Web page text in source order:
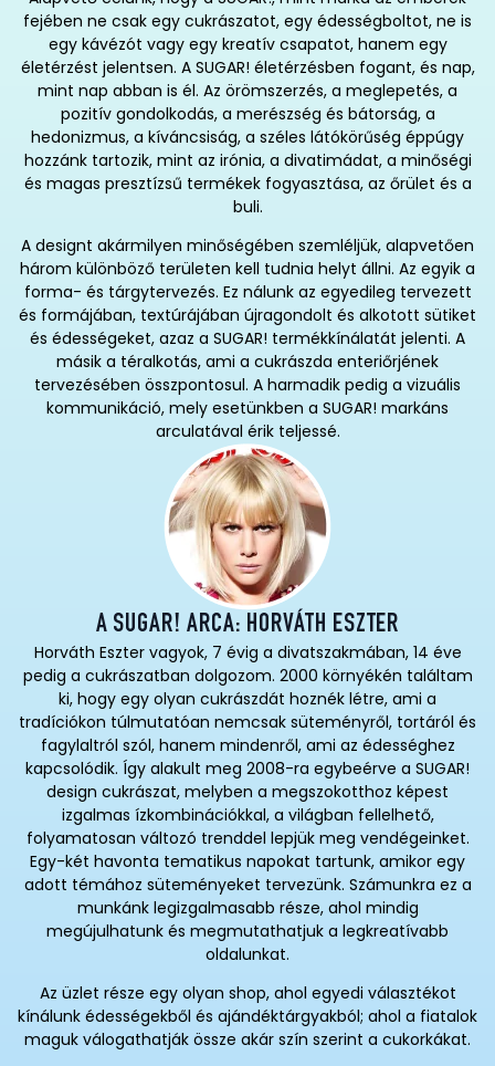
fejében ne csak egy cukrászatot, egy édességboltot, ne is
egy kávézót vagy egy kreatív csapatot, hanem egy
életérzést jelentsen. A SUGAR! életérzésben fogant, és nap,
mint nap abban is él. Az örömszerzés, a meglepetés, a
pozitív gondolkodás, a merészség és bátorság, a
hedonizmus, a kíváncsiság, a széles látókörűség éppúgy
hozzánk tartozik, mint az irónia, a divatimádat, a minőségi
és magas presztízsű termékek fogyasztása, az őrület és a
buli.
A designt akármilyen minőségében szemléljük, alapvetően
három különböző területen kell tudnia helyt állni. Az egyik a
forma- és tárgytervezés. Ez nálunk az egyedileg tervezett
és formájában, textúrájában újragondolt és alkotott sütiket
és édességeket, azaz a SUGAR! termékkínálatát jelenti. A
másik a téralkotás, ami a cukrászda enteriőrjének
tervezésében összpontosul. A harmadik pedig a vizuális
kommunikáció, mely esetünkben a SUGAR! markáns
arculatával érik teljessé.
A SUGAR! ARCA: HORVÁTH ESZTER
Horváth Eszter vagyok, 7 évig a divatszakmában, 14 éve
pedig a cukrászatban dolgozom. 2000 környékén találtam
ki, hogy egy olyan cukrászdát hoznék létre, ami a
tradíciókon túlmutatóan nemcsak süteményről, tortáról és
fagylaltról szól, hanem mindenről, ami az édességhez
kapcsolódik. Így alakult meg 2008-ra egybeérve a SUGAR!
design cukrászat, melyben a megszokotthoz képest
izgalmas ízkombinációkkal, a világban fellelhető,
folyamatosan változó trenddel lepjük meg vendégeinket.
Egy-két havonta tematikus napokat tartunk, amikor egy
adott témához süteményeket tervezünk. Számunkra ez a
munkánk legizgalmasabb része, ahol mindig
megújulhatunk és megmutathatjuk a legkreatívabb
oldalunkat.
Az üzlet része egy olyan shop, ahol egyedi választékot
kínálunk édességekből és ajándéktárgyakból; ahol a fiatalok
maguk válogathatják össze akár szín szerint a cukorkákat.